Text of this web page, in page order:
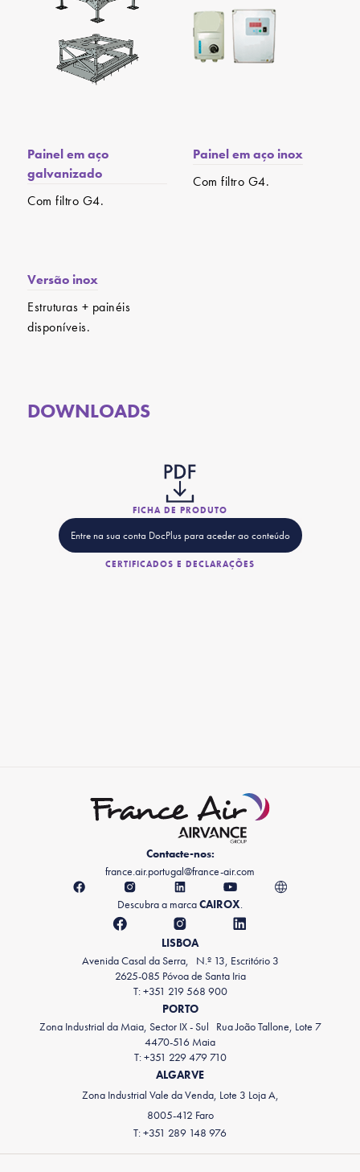
Painel em aço
galvanizado
Com filtro G4.
Painel em aço inox
Com filtro G4.
Versão inox
Estruturas + painéis
disponíveis.
DOWNLOADS
FICHA DE PRODUTO
Entre na sua conta DocPlus para aceder ao conteúdo
CERTIFICADOS E DECLARAÇÕES
Contacte-nos:
france.air.portugal@france-air.com
Descubra a marcaCAIROX.
LISBOA
Avenida Casal da Serra, N.º 13, Escritório 3
2625-085 Póvoa de Santa Iria
T: +351 219 568 900
PORTO
Zona Industrial da Maia, Sector IX - Sul Rua João Tallone, Lote 7
4470-516 Maia
T: +351 229 479 710
ALGARVE
Zona Industrial Vale da Venda, Lote 3 Loja A,
8005-412 Faro
T: +351 289 148 976